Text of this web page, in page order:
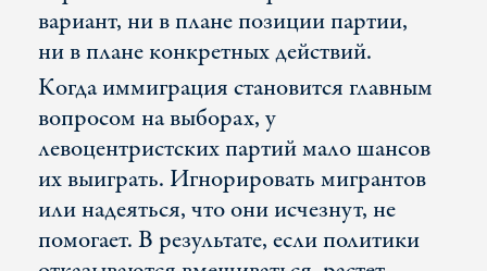
вариант, ни в плане позиции партии,
ни в плане конкретных действий.
Когда иммиграция становится главным
вопросом на выборах, у
левоцентристских партий мало шансов
их выиграть. Игнорировать мигрантов
или надеяться, что они исчезнут, не
помогает. В результате, если политики